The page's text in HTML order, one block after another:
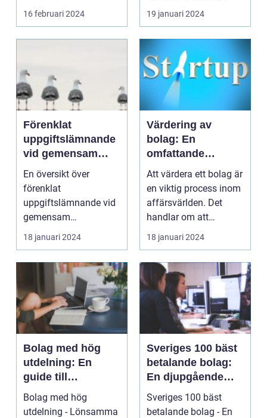
16 februari 2024 19 januari 2024
Förenklat
uppgiftslämnande
vid gemensam
verksamhet eller i
enkelt bolag
En översikt över
förenklat
uppgiftslämnande vid
gemensam
verksamhet eller i
enkelt bolag är en
met...
18 januari 2024
Värdering av
bolag: En
omfattande
översikt
Att värdera ett bolag är
en viktig process inom
affärsvärlden. Det
handlar om att
fastställa ett bol...
18 januari 2024
Bolag med hög
utdelning: En
guide till
lönsamma
investeringar
Bolag med hög
utdelning - Lönsamma
Sveriges 100 bäst
betalande bolag:
En djupgående
analys
Sveriges 100 bäst
betalande bolag - En